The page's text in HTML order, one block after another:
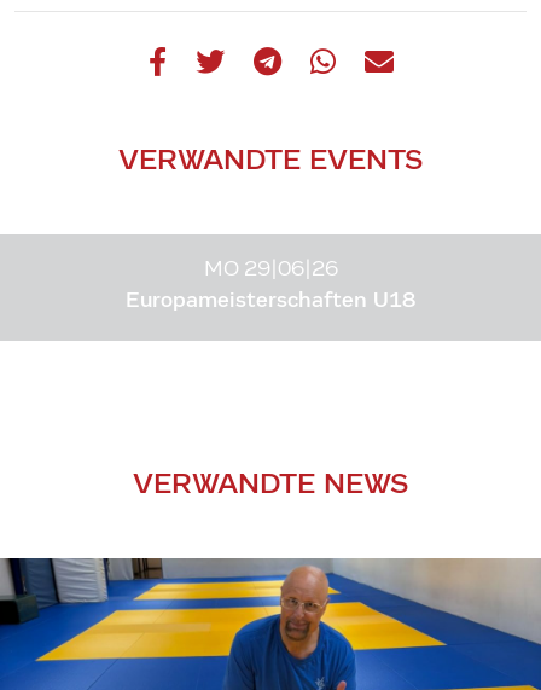
VERWANDTE EVENTS
MO 29|06|26
Europameisterschaften U18
VERWANDTE NEWS